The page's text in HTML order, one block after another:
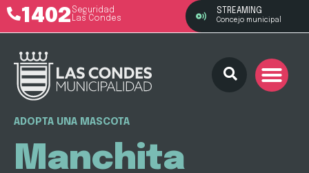
1402 Seguridad
Las Condes
STREAMING
Concejo municipal
ADOPTA UNA MASCOTA
Manchita